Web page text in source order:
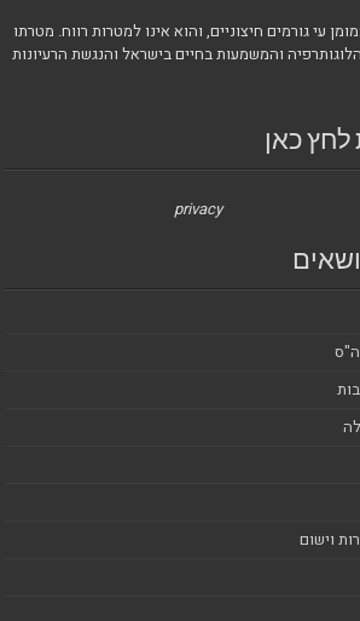
עי גורמים חיצוניים, והוא אינו למטרות רווח. מטרתו
והמשמעות בחיים בישראל והנגשת הרעיונות
לחץ כאן
privacy
וישום